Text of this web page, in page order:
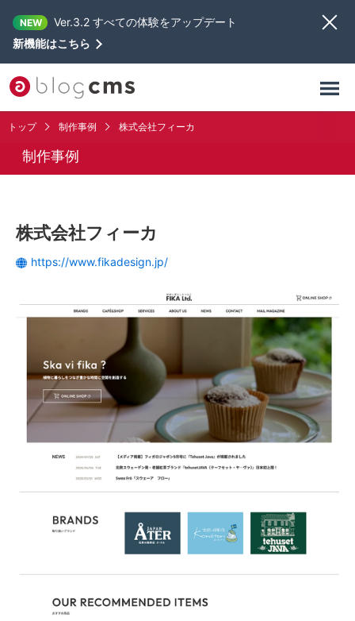
NEW
Ver.3.2 すべての体験をアップデート
新機能はこちら
トップ 制作事例 株式会社フィーカ
制作事例
株式会社フィーカ
https://www.fikadesign.jp/